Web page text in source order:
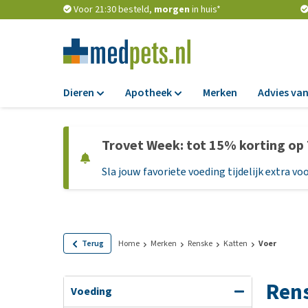
Voor 21:30 besteld, morgen in huis*
Dieren
Hondenbrokken
Natvoer
Graanvrij
Glutenvrij
Apotheek
Vlooien en teken
Ontworming
Probiotica en
Medische
Merken Advies
Trovet Week: tot 15% korting
Sla jouw favoriete voeding tijdelijk extra
Terug Home Merken Renske Katten Voer
Voeding